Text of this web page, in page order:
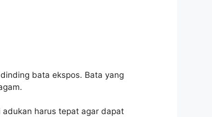
bata ekspos. Bata yang
harus tepat agar dapat